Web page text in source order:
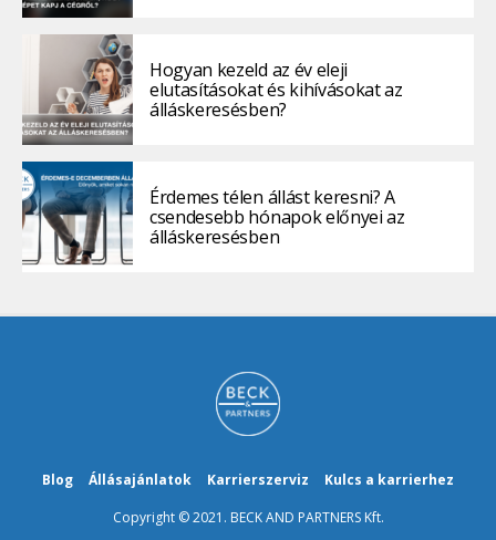
Hogyan kezeld az év eleji
elutasításokat és kihívásokat az
álláskeresésben?
Érdemes télen állást keresni? A
csendesebb hónapok előnyei az
álláskeresésben
Blog Állásajánlatok Karrierszerviz
Kulcs a karrierhez
Copyright © 2021. BECK AND PARTNERS Kft.